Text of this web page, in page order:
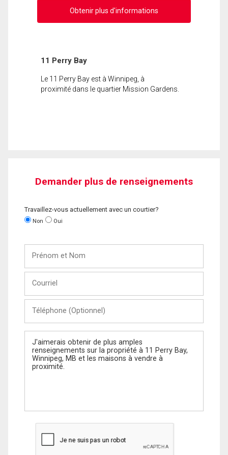
Obtenir plus d'informations
11 Perry Bay
Le 11 Perry Bay est à Winnipeg, à
proximité dans le quartier Mission Gardens.
Demander plus de renseignements
Travaillez-vous actuellement avec un courtier?
Non Oui
Nom
(Optionnel)
Message